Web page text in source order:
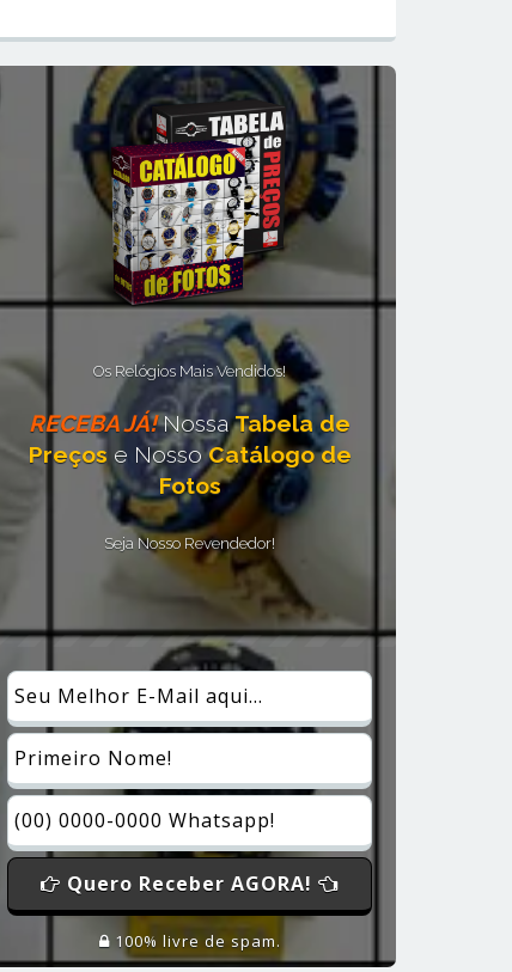
Os Relógios Mais Vendidos!
RECEBA JÁ!NossaTabela de
Preços e NossoCatálogo de
Fotos
Seja Nosso Revendedor!
Quero Receber AGORA!
100% livre de spam.